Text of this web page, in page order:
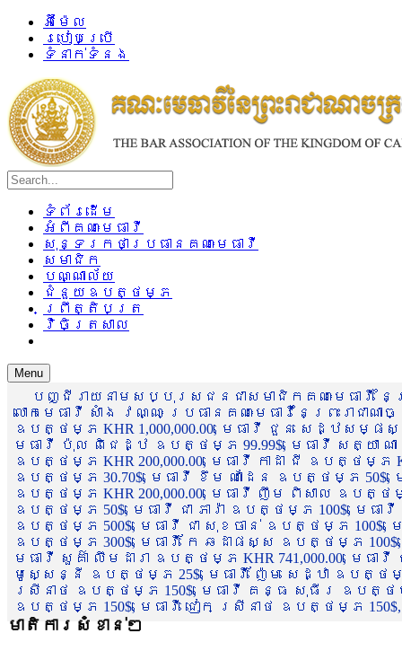
អ៊ីម៉ែល
របៀបប្រើ
ទំនាក់ទំនង
ទំព័រដើម
អំពីគណៈមេធាវី
សុន្ទរកថាប្រធានគណៈមេធាវី
សមាជិក
បណ្ណាល័យ
ជំនួយឧបត្ថម្ភ
ព្រឹត្តិបត្រ
វិចិត្រសាល
Menu
បញ្ជីរាយនាមសប្បុរសជនជាសមាជិកគណៈមេធាវី
លោកមេធាវី សាំង វណ្ណៈ ប្រធានគណៈមេធាវីនៃព្រះរា
ឧបត្ថម្ភ KHR 1,000,000.00, មេធាវី ជួន សេដ្ឋស
មេធាវី ប៉ុល ពិជេដ្ឋ ឧបត្ថម្ភ 99.99$, មេធាវី សត្យា ណ
ឧបត្ថម្ភ KHR 200,000.00, មេធាវី កាដា ជី ឧបត្ថម្ភ
ឧបត្ថម្ភ 30.70$, មេធាវី ខឹម ណាដែន ឧបត្ថម្ភ 50$,
ឧបត្ថម្ភ KHR 200,000.00, មេធាវី ញឹម ពិសាល ឧបត្ថ
ឧបត្ថម្ភ 50$, មេធាវី ជា ភារ៉ា ឧបត្ថម្ភ 100$, មេ
ឧបត្ថម្ភ 500$, មេធាវី ជា សុខចាន់ ឧបត្ថម្ភ
ឧបត្ថម្ភ 300$, មេធាវី កែ ឆដាផស្ស ឧបត្ថម្ភ
មេធាវី សួគ៌ា លឹមដារា ឧបត្ថម្ភ KHR 741,000.00, មេ
មូសេ្សន្នី ឧបត្ថម្ភ 25$, មេធាវី ញ៉ែម សេដ្ឋា ឧបត្ថ
ស្រីនាថ ឧបត្ថម្ភ 150$, មេធាវី គន្ធ សុធីរ ឧបត្ថម្ភ
ឧបត្ថម្ភ 150$, មេធាវី ជៀក ស្រីនាថ ឧបត្ថម្ភ 150$,
មាតិការសំខាន់ៗ